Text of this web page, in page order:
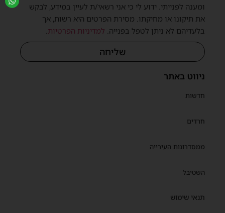
ניווט באתר
חדשות
חרדים
ממסדרונות העירייה
השטיבל
תנאי שימוש
ומענה לפנייתי. ידוע לי כי אני רשאי/ת לעיין במידע, לבקש
את תיקונו או מחיקתו. מסירת הפרטים היא רשות, אך
בלעדיהם לא ניתן לטפל בפנייה. למדיניות הפרטיות
שליחה